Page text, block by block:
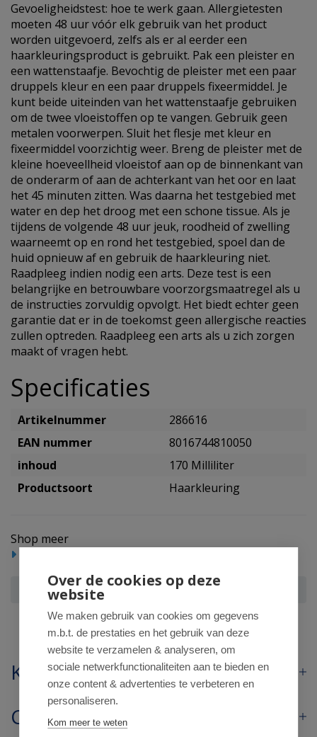
Gevoeligheidstest: hoe te werk gaan. Allergietesten
moeten 48 uur vóór elk gebruik van het product
worden uitgevoerd, zelfs als er al eerder een
haarkleuringsproduct is gebruikt. Pak een pleister en
een wattenstaafje. Bevochtig de pleister met een paar
druppels kleur en een paar druppels fixeermiddel. Je
kunt beide uiteinden van het wattenstaafje gebruiken
om de twee vloeistoffen op te vangen. Gebruik geen
metalen voorwerpen. Sluit het flesje met kleur en
fixeermiddel voorzichtig weer. Breng de pleister met de
kleine hoeveellheid vloeistof aan op de binnenkant van
de onderarm of aan de achterkant van het oor en laat
het 45 minuten zitten. Was daarna het testgebied met
water en dep het droog met een schone tissue. Als je
tijdens de volgende 48 uur jeuk, roodheid of zwelling
waarneemt op en rond het testgebied, spoel dan de
huid opnieuw af en gebruik de haarkleuring niet.
Raadpleeg indien nodig een arts. Deze test is een
belangrijke en betrouwbare voorzorgsmaatregel als u
de instructies zorvuldig opvolgt. Het biedt echter geen
garantie dat er in de toekomst geen allergische reacties
zullen optreden. Raadpleeg een arts als u zich zorgen
maakt of vragen hebt.
Specificaties
Artikelnummer
286616
EAN nummer
8016744810050
inhoud
170 Milliliter
Productsoort
Haarkleuring
Shop meer
Herbatint 9n honingblond
Klantenservice
Contact
Over de cookies op deze
website
We maken gebruik van cookies om gegevens
m.b.t. de prestaties en het gebruik van deze
website te verzamelen & analyseren, om
sociale netwerkfunctionaliteiten aan te bieden en
onze content & advertenties te verbeteren en
personaliseren.
Kom meer te weten